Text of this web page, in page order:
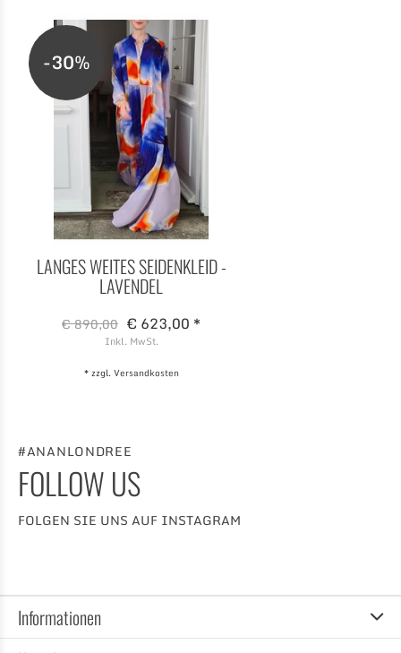
-30%
LANGES WEITES SEIDENKLEID -
LAVENDEL
€ 890,00 € 623,00 *
Inkl. MwSt.
* zzgl.Versandkosten
#ANANLONDREE
FOLLOW US
FOLGEN SIE UNS AUF INSTAGRAM
Informationen